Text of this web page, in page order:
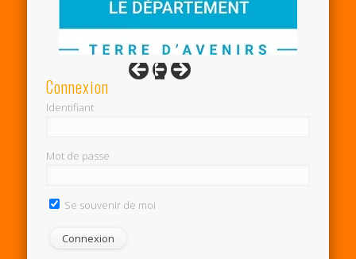
Connexion
Identifiant
Mot de passe
Se souvenir de moi